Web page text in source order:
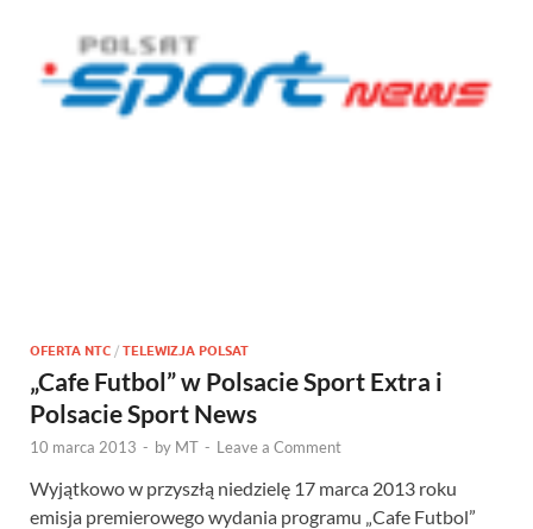
OFERTA NTC / TELEWIZJA POLSAT
„Cafe Futbol” w Polsacie Sport Extra i
Polsacie Sport News
10 marca 2013 - by MT - Leave a Comment
Wyjątkowo w przyszłą niedzielę 17 marca 2013 roku
emisja premierowego wydania programu „Cafe Futbol”